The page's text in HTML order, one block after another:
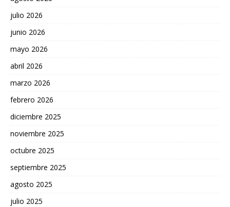
julio 2026
junio 2026
mayo 2026
abril 2026
marzo 2026
febrero 2026
diciembre 2025
noviembre 2025
octubre 2025
septiembre 2025
agosto 2025
julio 2025